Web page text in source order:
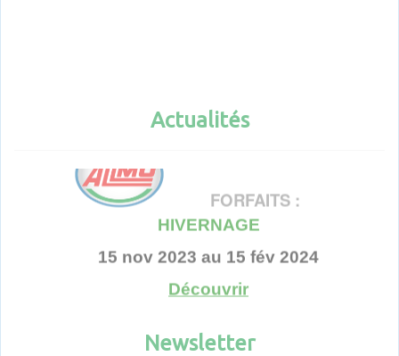
ActualitésActualités
HIVERNAGE
15 nov 2023 au 15 fév 2024
Découvrir
Newsletter